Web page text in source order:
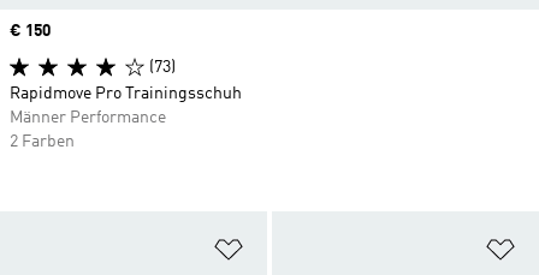
Price
€ 150
(73)
Rapidmove Pro Trainingsschuh
Männer Performance
2 Farben